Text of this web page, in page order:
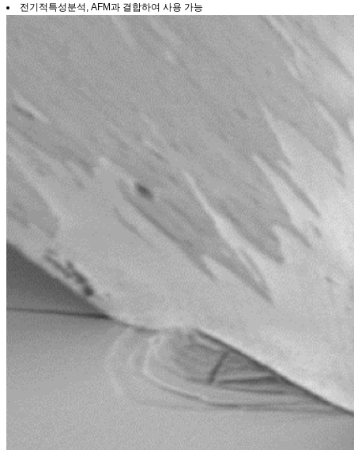
전기적특성분석, AFM과 결합하여 사용 가능